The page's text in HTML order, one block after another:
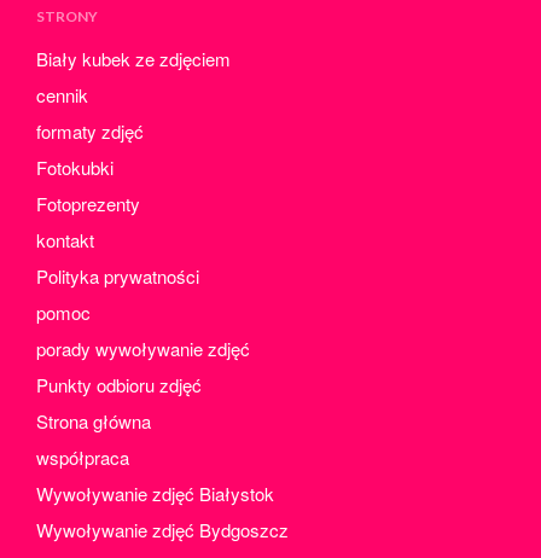
STRONY
Biały kubek ze zdjęciem
cennik
formaty zdjęć
Fotokubki
Fotoprezenty
kontakt
Polityka prywatności
pomoc
porady wywoływanie zdjęć
Punkty odbioru zdjęć
Strona główna
współpraca
Wywoływanie zdjęć Białystok
Wywoływanie zdjęć Bydgoszcz